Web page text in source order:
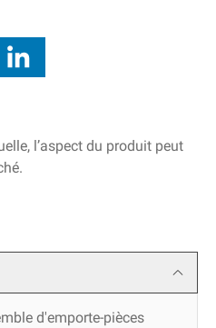
l’aspect du produit peut
d'emporte-pièces